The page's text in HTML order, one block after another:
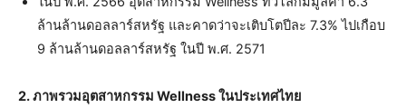
ล้านล้านดอลลาร์สหรัฐ และคาดว่าจะเติบโตปีละ 7.3% ไปเกือบ
9 ล้านล้านดอลลาร์สหรัฐ ในปี พ.ศ. 2571
2. ภาพรวมอุตสาหกรรม Wellnessในประเทศไทย